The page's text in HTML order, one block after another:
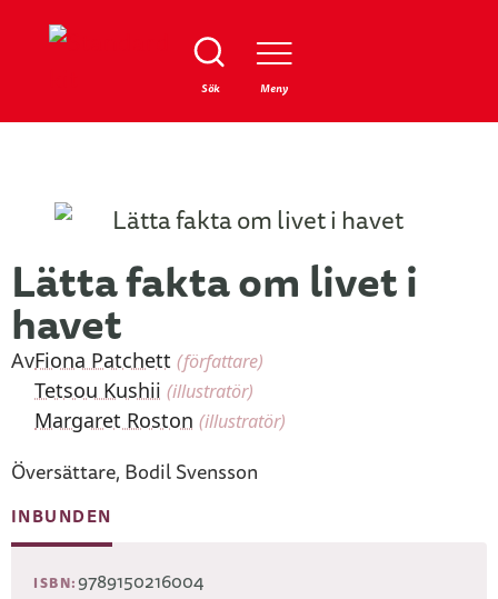
Sök
Stäng Meny
Lätta fakta om livet i
havet
AvFiona Patchett (författare)
Tetsou Kushii (illustratör)
Margaret Roston (illustratör)
Översättare, Bodil Svensson
INBUNDEN
ISBN:9789150216004